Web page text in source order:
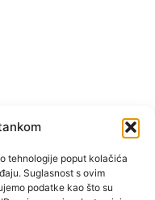
tehnologije poput kolačića
Suglasnost s ovim
podatke kao što su